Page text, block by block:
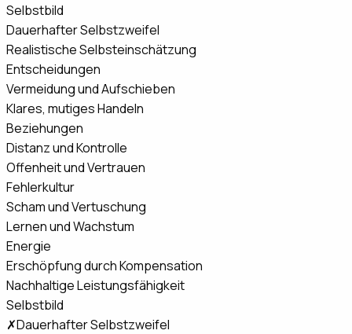
Selbstbild
Dauerhafter Selbstzweifel
Realistische Selbsteinschätzung
Entscheidungen
Vermeidung und Aufschieben
Klares, mutiges Handeln
Beziehungen
Distanz und Kontrolle
Offenheit und Vertrauen
Fehlerkultur
Scham und Vertuschung
Lernen und Wachstum
Energie
Erschöpfung durch Kompensation
Nachhaltige Leistungsfähigkeit
Selbstbild
✗Dauerhafter Selbstzweifel